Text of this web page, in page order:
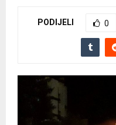
PODIJELI 0